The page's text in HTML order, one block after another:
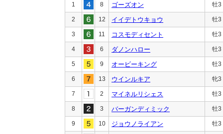
1 8 ゴーズオン 牡3
2 12 イイデトウキョウ 牡3
3 11 コスモディセント 牡3
4 6 ダノンハロー 牡3
5 9 オービーキング 牡3
6 13 ウインルキア 牝3
7 2 マイネルリシェス 牡3
8 3 バーガンディミック 牡3
9 10 ジョウノライアン 牡3